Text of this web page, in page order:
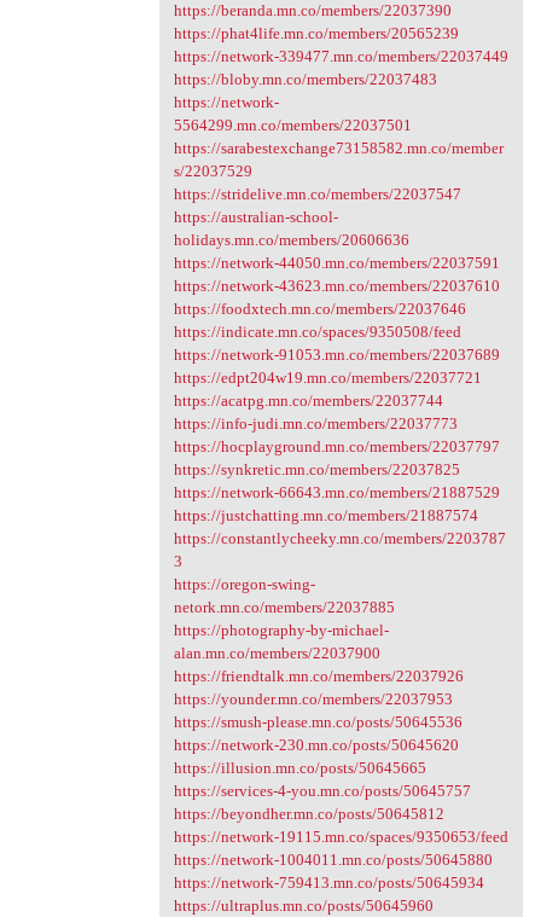
https://beranda.mn.co/members/22037390
https://phat4life.mn.co/members/20565239
https://network-339477.mn.co/members/22037449
https://bloby.mn.co/members/22037483
https://network-
5564299.mn.co/members/22037501
https://sarabestexchange73158582.mn.co/member
s/22037529
https://stridelive.mn.co/members/22037547
https://australian-school-
holidays.mn.co/members/20606636
https://network-44050.mn.co/members/22037591
https://network-43623.mn.co/members/22037610
https://foodxtech.mn.co/members/22037646
https://indicate.mn.co/spaces/9350508/feed
https://network-91053.mn.co/members/22037689
https://edpt204w19.mn.co/members/22037721
https://acatpg.mn.co/members/22037744
https://info-judi.mn.co/members/22037773
https://hocplayground.mn.co/members/22037797
https://synkretic.mn.co/members/22037825
https://network-66643.mn.co/members/21887529
https://justchatting.mn.co/members/21887574
https://constantlycheeky.mn.co/members/2203787
3
https://oregon-swing-
netork.mn.co/members/22037885
https://photography-by-michael-
alan.mn.co/members/22037900
https://friendtalk.mn.co/members/22037926
https://younder.mn.co/members/22037953
https://smush-please.mn.co/posts/50645536
https://network-230.mn.co/posts/50645620
https://illusion.mn.co/posts/50645665
https://services-4-you.mn.co/posts/50645757
https://beyondher.mn.co/posts/50645812
https://network-19115.mn.co/spaces/9350653/feed
https://network-1004011.mn.co/posts/50645880
https://network-759413.mn.co/posts/50645934
https://ultraplus.mn.co/posts/50645960